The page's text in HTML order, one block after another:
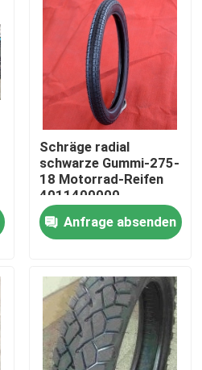
Schräge radial
schwarze Gummi-275-
18 Motorrad-Reifen
4011400000
Anfrage absenden